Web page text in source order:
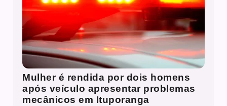
Mulher é rendida por dois homens
após veículo apresentar problemas
mecânicos em Ituporanga